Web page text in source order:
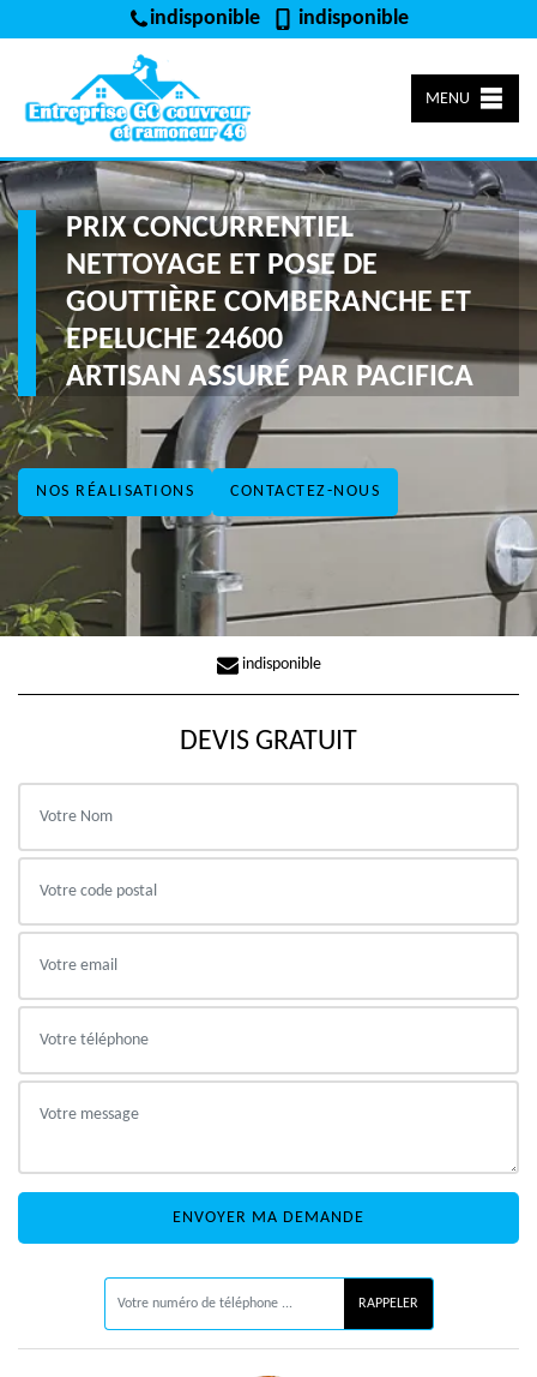
indisponible indisponible
MENU
NOS RÉALISATIONS CONTACTEZ-NOUS
PRIX CONCURRENTIEL
NETTOYAGE ET POSE DE
GOUTTIÈRE COMBERANCHE ET
EPELUCHE 24600
ARTISAN ASSURÉ PAR PACIFICA
indisponible
DEVIS GRATUIT